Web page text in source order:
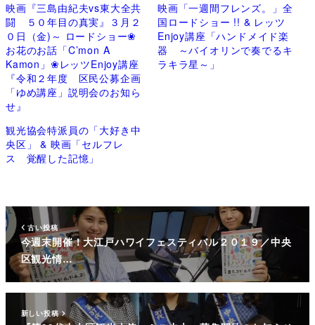
映画『三島由紀夫vs東大全共
闘 ５０年目の真実』３月２
０日（金)～ ロードショー❀
お花のお話「C’mon A
Kamon」❀レッツEnjoy講座
『令和２年度 区民公募企画
「ゆめ講座」説明会のお知ら
せ』
映画「一週間フレンズ。」全
国ロードショー !! & レッツ
Enjoy講座「ハンドメイド楽
器 ～バイオリンで奏でるキ
ラキラ星～」
観光協会特派員の「大好き中
央区」 & 映画「セルフレ
ス 覚醒した記憶」
古い投稿
今週末開催！大江戸ハワイフェスティバル２０１９／中央
区観光情…
新しい投稿